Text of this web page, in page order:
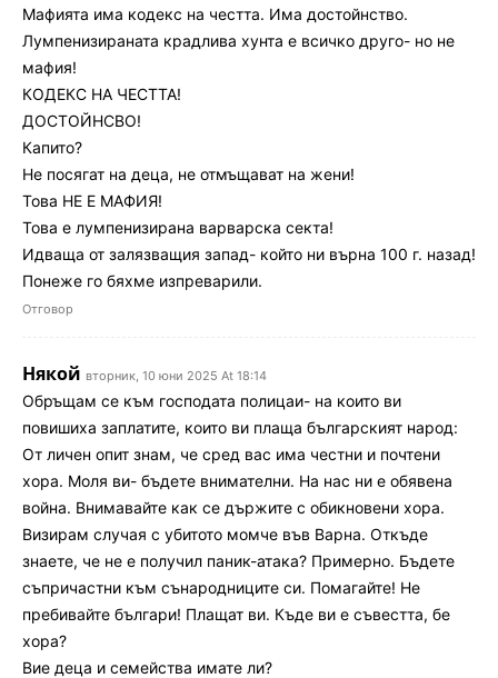
Мафията има кодекс на честта. Има достойнство.
Лумпенизираната крадлива хунта е всичко друго- но не
мафия!
КОДЕКС НА ЧЕСТТА!
ДОСТОЙНСВО!
Капито?
Не посягат на деца, не отмъщават на жени!
Това НЕ Е МАФИЯ!
Това е лумпенизирана варварска секта!
Идваща от залязващия запад- който ни върна 100 г. назад!
Понеже го бяхме изпреварили.
Отговор
Някой вторник, 10 юни 2025 At 18:14
Обръщам се към господата полицаи- на които ви
повишиха заплатите, които ви плаща българският народ:
От личен опит знам, че сред вас има честни и почтени
хора. Моля ви- бъдете внимателни. На нас ни е обявена
война. Внимавайте как се държите с обикновени хора.
Визирам случая с убитото момче във Варна. Откъде
знаете, че не е получил паник-атака? Примерно. Бъдете
съпричастни към сънародниците си. Помагайте! Не
пребивайте българи! Плащат ви. Къде ви е съвестта, бе
хора?
Вие деца и семейства имате ли?